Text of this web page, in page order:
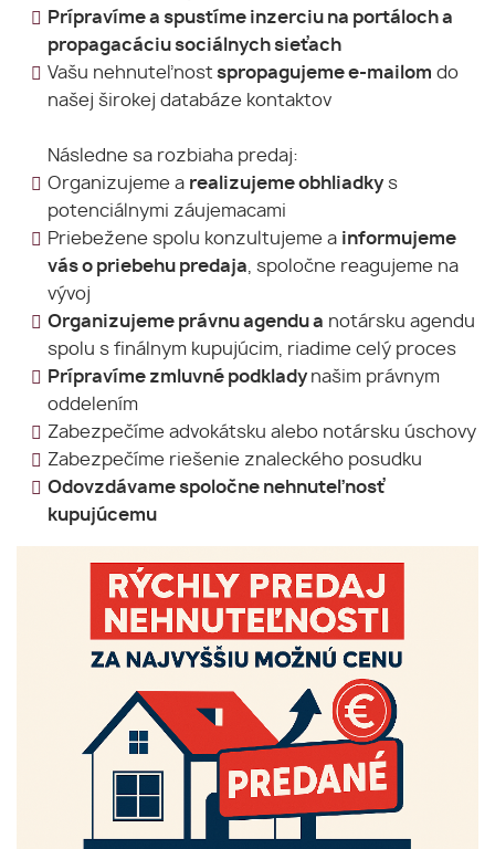
Prípravíme a spustíme inzerciu na portáloch a
propagacáciu sociálnych sieťach
Vašu nehnuteľnost spropagujeme e-mailom do
našej širokej databáze kontaktov
Následne sa rozbiaha predaj:
Organizujeme a realizujeme obhliadky s
potenciálnymi záujemacami
Priebežene spolu konzultujeme a informujeme
vás o priebehu predaja , spoločne reagujeme na
vývoj
Organizujeme právnu agendu a notársku agendu
spolu s finálnym kupujúcim, riadime celý proces
Prípravíme zmluvné podklady našim právnym
oddelením
Zabezpečíme advokátsku alebo notársku úschovy
Zabezpečíme riešenie znaleckého posudku
Odovzdávame spoločne nehnuteľnosť
kupujúcemu